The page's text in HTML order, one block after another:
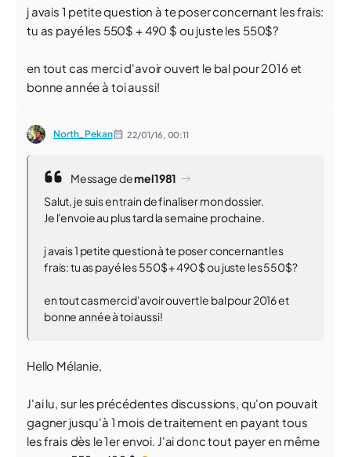
j avais 1 petite question à te poser concernant les frais:
tu as payé les 550$ + 490 $ ou juste les 550$?
en tout cas merci d'avoir ouvert le bal pour 2016 et
bonne année à toi aussi!
North_Pekan 22/01/16, 00:11
Message demel1981
Salut, je suis en train de finaliser mon dossier.
Je l'envoie au plus tard la semaine prochaine.
j avais 1 petite question à te poser concernant les
frais: tu as payé les 550$ + 490 $ ou juste les 550$?
en tout cas merci d'avoir ouvert le bal pour 2016 et
bonne année à toi aussi!
Hello Mélanie,
J'ai lu, sur les précédentes discussions, qu'on pouvait
gagner jusqu'à 1 mois de traitement en payant tous
les frais dès le 1er envoi. J'ai donc tout payer en même